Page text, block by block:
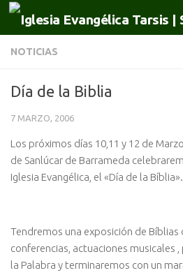
Saltar al contenido
NOTICIAS
Día de la Biblia
7 MARZO, 2006
Los próximos días 10,11 y 12 de
de Sanlúcar de Barrameda
Iglesia Evangélica, el «Día de la Bíblia».
Tendremos una exposición de Bíblias
conferencias, actuaciones musicales
la Palabra y terminaremos con un